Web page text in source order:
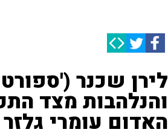
והנלהבות מצד
האדום עומרי